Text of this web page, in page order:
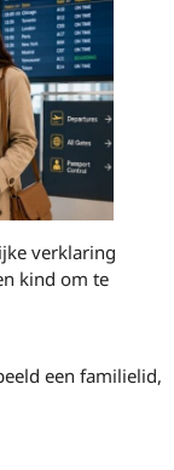
verklaring
kind om te
een familielid,